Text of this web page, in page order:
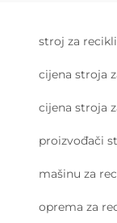
stroj za
cijena stroja
cijena stroja
proizvođači
mašinu za
oprema za